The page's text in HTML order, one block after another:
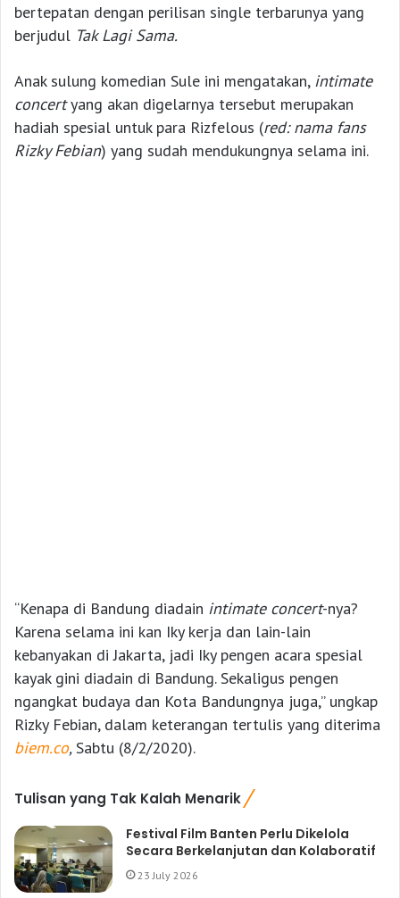
bertepatan dengan perilisan single terbarunya yang
berjudul Tak Lagi Sama.
Anak sulung komedian Sule ini mengatakan, intimate
concertyang akan digelarnya tersebut merupakan
hadiah spesial untuk para Rizfelous (red: nama fans
Rizky Febian) yang sudah mendukungnya selama ini.
“Kenapa di Bandung diadain intimate concert-nya?
Karena selama ini kan Iky kerja dan lain-lain
kebanyakan di Jakarta, jadi Iky pengen acara spesial
kayak gini diadain di Bandung. Sekaligus pengen
ngangkat budaya dan Kota Bandungnya juga,” ungkap
Rizky Febian, dalam keterangan tertulis yang diterima
biem.co,Sabtu (8/2/2020).
Tulisan yang Tak Kalah Menarik
Festival Film Banten Perlu Dikelola
Secara Berkelanjutan dan Kolaboratif
23 July 2026